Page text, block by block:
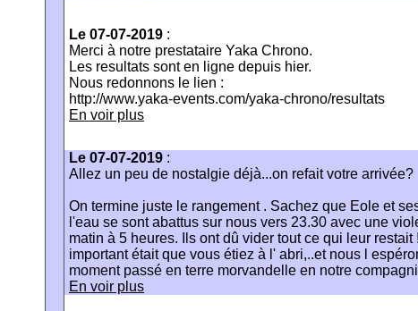
Le 07-07-2019 :
Merci à notre prestataire Yaka Chrono.
Les resultats sont en ligne depuis hier.
Nous redonnons le lien :
http://www.yaka-events.com/yaka-chrono/resultats
En voir plus
Le 07-07-2019 :
Allez un peu de nostalgie déjà...on refait votre arrivée?
On termine juste le rangement . Sachez que Eole et
l'eau se sont abattus sur nous vers 23.30 avec une
matin à 5 heures. Ils ont dû vider tout ce qui leur
important était que vous étiez à l' abri,..et nous l
moment passé en terre morvandelle en notre
En voir plus